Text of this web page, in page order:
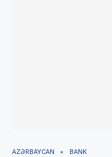
AZƏRBAYCAN BANK